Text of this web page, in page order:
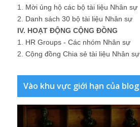
1. Mời ủng hộ các bộ tài liệu Nhân sự
2. Danh sách 30 bộ tài liệu Nhân sự
IV. HOẠT ĐỘNG CỘNG ĐỒNG
1. HR Groups - Các nhóm Nhân sự
2. Cộng đồng Chia sẻ tài liệu Nhân sự
Vào khu vực giới hạn của blog